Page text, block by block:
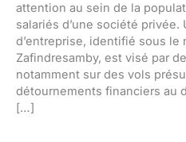
attention au sein de la
salariés d’une société
d’entreprise, identifié sous le
Zafindresamby, est visé par
notamment sur des vols
détournements financiers au
[…]